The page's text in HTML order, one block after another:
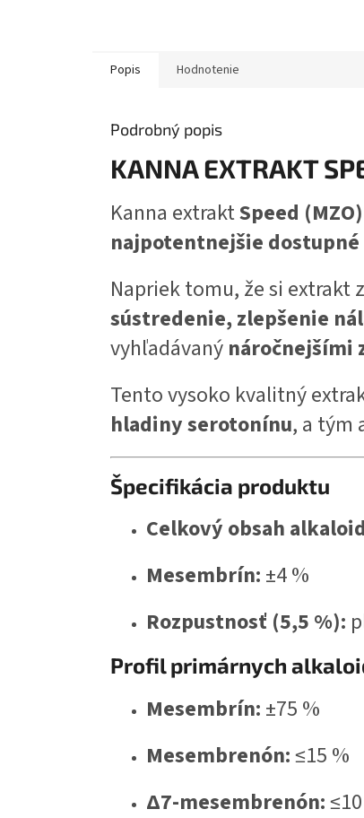
Popis Hodnotenie
Podrobný popis
KANNA EXTRAKT
Kanna extraktSpeed (MZO)
najpotentnejšie
Napriek tomu, že si extrakt
sústredenie, zlepšenie
vyhľadávaný náročnejšími
Tento vysoko kvalitný
hladiny serotonínu, a tým
Špecifikácia produktu
Celkový obsah
Mesembrín: ±4 %
Rozpustnosť (5,5 %):
Profil primárnych
Mesembrín: ±75 %
Mesembrenón:≤15 %
Δ7-mesembrenón: